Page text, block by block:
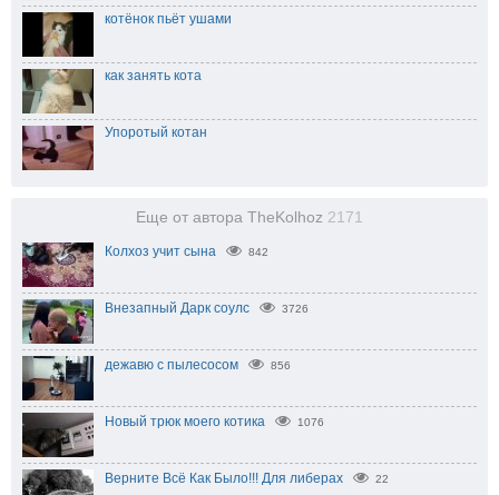
котёнок пьёт ушами
как занять кота
Упоротый котан
Еще от автора TheKolhoz 2171
Колхоз учит сына 842
Внезапный Дарк соулс 3726
дежавю с пылесосом 856
Новый трюк моего котика 1076
Верните Всё Как Было!!! Для либерах 22